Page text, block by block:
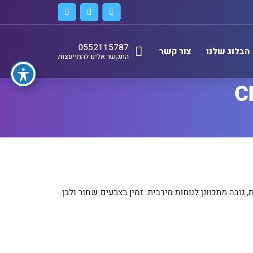
הבלוג שלנו צור קשר 0552115787
התקשר אלינו להתייעצות
מתכוונן לנוחות מירבית. זמין בצבעים שחור ולבן.